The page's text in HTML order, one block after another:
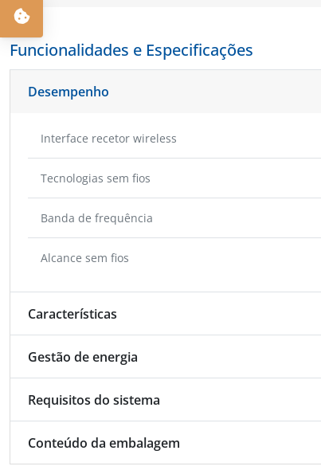
Funcionalidades e Especificações
Desempenho
Interface recetor wireless
Tecnologias sem fios
Banda de frequência
Alcance sem fios
Características
Gestão de energia
Requisitos do sistema
Conteúdo da embalagem